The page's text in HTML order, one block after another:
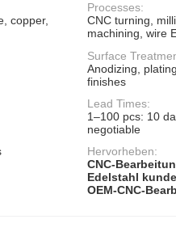
copper,
Processes:
CNC turning,
machining, wire
Surface
Anodizing,
finishes
Lead Times:
1–100 pcs: 10
negotiable
Hervorheben:
CNC-
Edelstahl
OEM-CNC-